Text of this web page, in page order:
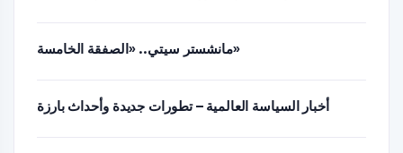
مانشستر سيتي.. «الصفقة الخامسة»
أخبار السياسة العالمية – تطورات جديدة وأحداث بارزة